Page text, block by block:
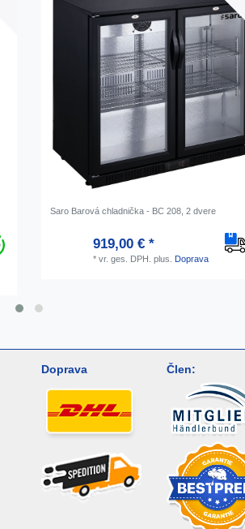
Saro Barová chladnička - BC 208, 2 dvere
919,00 € *
* vr. ges. DPH. plus. Doprava
Doprava Člen: